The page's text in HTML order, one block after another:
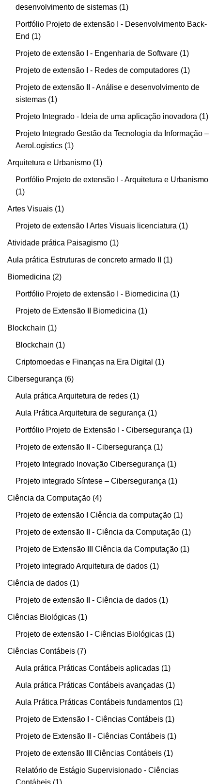
desenvolvimento de sistemas 1
Portfólio Projeto de extensão I - Desenvolvimento Back-
End
1
Projeto de extensão I - Engenharia de Software 1
Projeto de extensão I - Redes de computadores 1
Projeto de extensão II - Análise e desenvolvimento de
sistemas 1
Projeto Integrado - Ideia de uma aplicação inovadora 1
Projeto Integrado Gestão da Tecnologia da Informação –
AeroLogistics 1
Arquitetura e Urbanismo 1
Portfólio Projeto de extensão I - Arquitetura e Urbanismo
1
Artes Visuais 1
Projeto de extensão I Artes Visuais licenciatura 1
Atividade prática Paisagismo 1
Aula prática Estruturas de concreto armado II 1
Biomedicina 2
Portfólio Projeto de extensão I - Biomedicina 1
Projeto de Extensão II Biomedicina 1
Blockchain 1
Blockchain 1
Criptomoedas e Finanças na Era Digital 1
Cibersegurança 6
Aula prática Arquitetura de redes 1
Aula Prática Arquitetura de segurança 1
Portfólio Projeto de Extensão I - Cibersegurança 1
Projeto de extensão II - Cibersegurança 1
Projeto Integrado Inovação Cibersegurança 1
Projeto integrado Síntese – Cibersegurança 1
Ciência da Computação 4
Projeto de extensão I Ciência da computação 1
Projeto de extensão II - Ciência da Computação 1
Projeto de Extensão III Ciência da Computação 1
Projeto integrado Arquitetura de dados 1
Ciência de dados 1
Projeto de extensão II - Ciência de dados 1
Ciências Biológicas 1
Projeto de extensão I - Ciências Biológicas 1
Ciências Contábeis 7
Aula prática Práticas Contábeis aplicadas 1
Aula prática Práticas Contábeis avançadas 1
Aula Prática Práticas Contábeis fundamentos 1
Projeto de Extensão I - Ciências Contábeis 1
Projeto de Extensão II - Ciências Contábeis 1
Projeto de extensão III Ciências Contábeis 1
Relatório de Estágio Supervisionado - Ciências